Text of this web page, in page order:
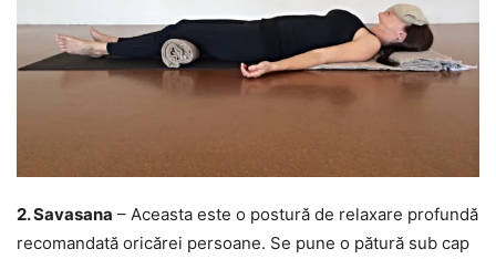
2. Savasana – Aceasta este o postură de relaxare profundă
recomandată oricărei persoane. Se pune o pătură sub cap